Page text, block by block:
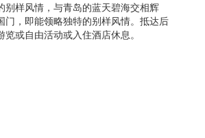
别样风情，与青岛的蓝天碧海交相辉
门，即能领略独特的别样风情。抵达后
览或自由活动或入住酒店休息。